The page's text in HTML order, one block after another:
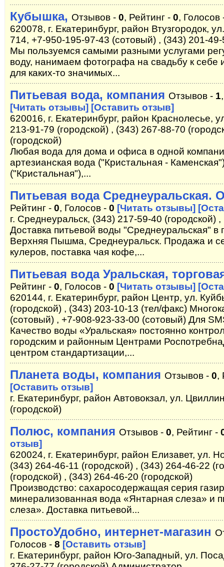
Кубышка, Отзывов - 0, Рейтинг - 0, Голосов
620078, г. Екатеринбург, район Втузгородок,
714, +7-950-195-97-43 (сотовый) , (343) 201-49-
Мы пользуемся самыми разными услугами
воду, нанимаем фотографа на свадьбу к себе
для каких-то значимых...
Питьевая вода, компания Отзывов - 1
[Читать отзывы] [Оставить отзыв]
620016, г. Екатеринбург, район Краснолесье,
213-91-79 (городской) , (343) 267-88-70
(городской)
Любая вода для дома и офиса в одной
артезианская вода ("Кристальная -
("Кристальная"),...
Питьевая вода
Рейтинг - 0, Голосов - 0 [Читать отзывы]
г. Среднеуральск, (343) 217-59-40 (городской)
Доставка питьевой воды "Среднеуральская" в
Верхняя Пышма, Среднеуральск. Продажа и
кулеров, поставка чая кофе,...
Питьевая вода Уральская,
Рейтинг - 0, Голосов - 0 [Читать отзывы]
620144, г. Екатеринбург, район Центр, ул.
(городской) , (343) 203-10-13 (тел/факс)
(сотовый) , +7-908-923-33-00 (сотовый) Для
Качество воды «Уральская» постоянно
городским и районным Центрами
центром стандартизации,...
Планета воды, компания Отзывов - 0,
[Оставить отзыв]
г. Екатеринбург, район Автовокзал, ул.
(городской)
Полюс, компания Отзывов - 0, Рейтинг -
отзыв]
620024, г. Екатеринбург, район Елизавет, ул.
(343) 264-46-11 (городской) , (343) 264-46-22
(городской) , (343) 264-46-20 (городской)
Производство: сахаросодержащая серия
минерализованная вода «Янтарная слеза» и
слеза». Доставка питьевой...
ПростоУдобно, интернет-магазин
Голосов - 8 [Оставить отзыв]
г. Екатеринбург, район Юго-Западный, ул.